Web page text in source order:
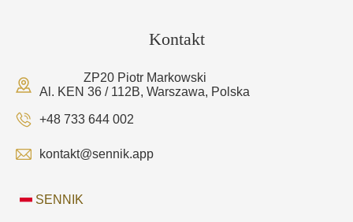
Kontakt
ZP20 Piotr Markowski
Al. KEN 36 / 112B, Warszawa, Polska
+48 733 644 002
kontakt@sennik.app
SENNIK